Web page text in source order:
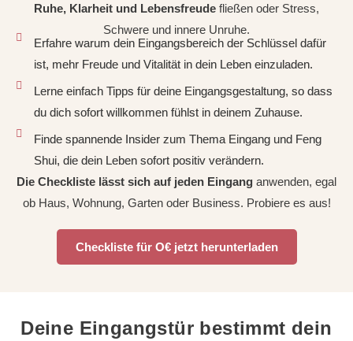
Ruhe, Klarheit und Lebensfreude fließen oder Stress,
Schwere und innere Unruhe.
Erfahre warum dein Eingangsbereich der Schlüssel dafür
ist, mehr Freude und Vitalität in dein Leben einzuladen.
Lerne einfach Tipps für deine Eingangsgestaltung, so dass
du dich sofort willkommen fühlst in deinem Zuhause.
Finde spannende Insider zum Thema Eingang und Feng
Shui, die dein Leben sofort positiv verändern.
Die Checkliste lässt sich auf jeden Eingang anwenden, egal
ob Haus, Wohnung, Garten oder Business. Probiere es aus!
Checkliste für O€ jetzt herunterladen
Deine Eingangstür bestimmt dein